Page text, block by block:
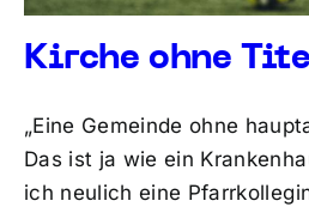
Kirche ohne
„Eine Gemeinde ohne
Das ist ja wie ein
ich neulich eine